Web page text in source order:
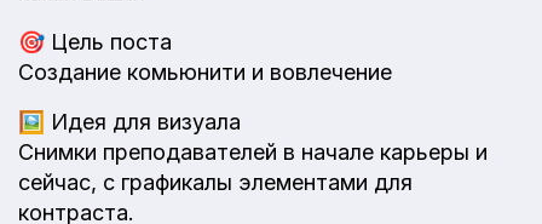
🎯 Цель поста
Создание комьюнити и вовлечение
🖼️ Идея для визуала
Снимки преподавателей в начале карьеры и
сейчас, с графикалық элементами для
контраста.